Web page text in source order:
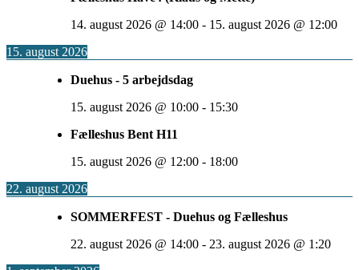
14. august 2026 @ 14:00 - 15. august 2026 @ 12:00
15. august 2026
Duehus - 5 arbejdsdag
15. august 2026 @ 10:00 - 15:30
Fælleshus Bent H11
15. august 2026 @ 12:00 - 18:00
22. august 2026
SOMMERFEST - Duehus og Fælleshus
22. august 2026 @ 14:00 - 23. august 2026 @ 1:20